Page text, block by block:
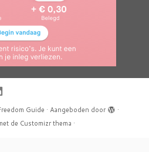
Guide · Aangeboden door
·
de Customizr thema ·